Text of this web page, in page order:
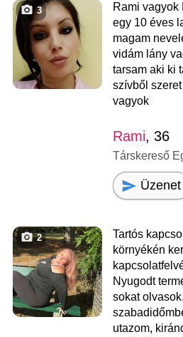
3
Rami vagyok
egy 10 éves
magam
vidám lány
tarsam aki ki
szívből
vagyok
Rami, 36
Társkereső
Üzenet
2
Tartós
környékén
Nyugodt
sokat
utazom,